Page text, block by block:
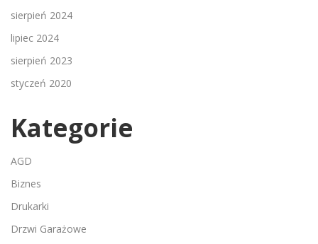
sierpień 2024
lipiec 2024
sierpień 2023
styczeń 2020
Kategorie
AGD
Biznes
Drukarki
Drzwi Garażowe